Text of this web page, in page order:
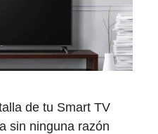
de tu Smart TV
sin ninguna razón